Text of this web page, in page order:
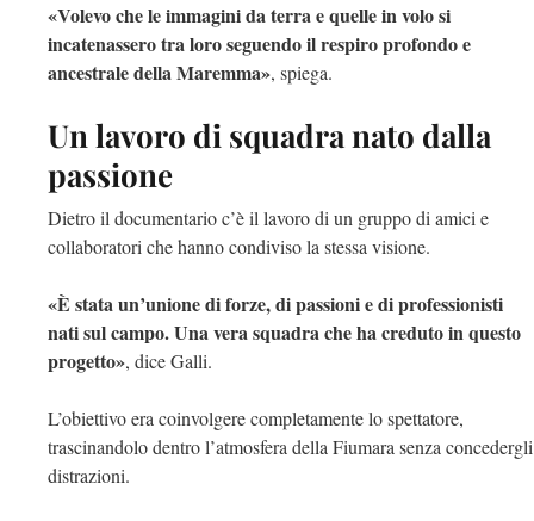
«Volevo che le immagini da terra e quelle in volo si
incatenassero tra loro seguendo il respiro profondo e
ancestrale della Maremma», spiega.
Un lavoro di squadra nato dalla
passione
Dietro il documentario c’è il lavoro di un gruppo di amici e
collaboratori che hanno condiviso la stessa visione.
«È stata un’unione di forze, di passioni e di professionisti
nati sul campo. Una vera squadra che ha creduto in questo
progetto», dice Galli.
L’obiettivo era coinvolgere completamente lo spettatore,
trascinandolo dentro l’atmosfera della Fiumara senza concedergli
distrazioni.